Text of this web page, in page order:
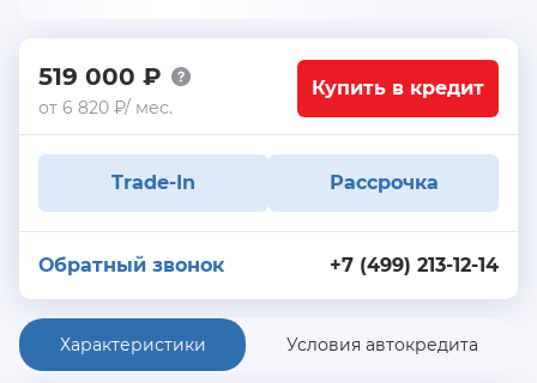
519 000 ₽
от 6 820 ₽/ мес.
Купить в кредит
Trade-In Рассрочка
+7 (499) 213-12-14
Обратный звонок
Характеристики Условия автокредита